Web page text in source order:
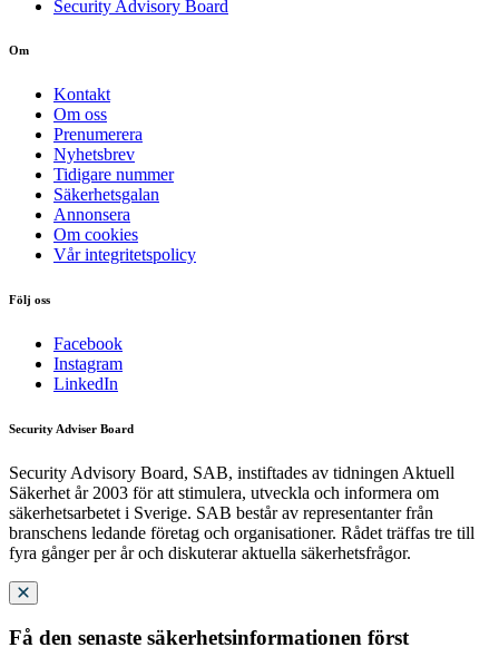
Security Advisory Board
Om
Kontakt
Om oss
Prenumerera
Nyhetsbrev
Tidigare nummer
Säkerhetsgalan
Annonsera
Om cookies
Vår integritetspolicy
Följ oss
Facebook
Instagram
LinkedIn
Security Adviser Board
Security Advisory Board, SAB, instiftades av tidningen Aktuell
Säkerhet år 2003 för att stimulera, utveckla och informera om
säkerhetsarbetet i Sverige. SAB består av representanter från
branschens ledande företag och organisationer. Rådet träffas tre till
fyra gånger per år och diskuterar aktuella säkerhetsfrågor.
Få den senaste säkerhetsinformationen först